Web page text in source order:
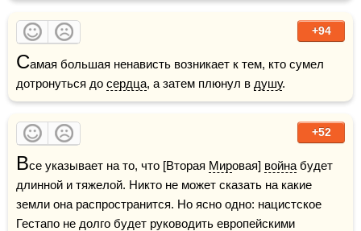
+94
Самая большая ненависть возникает к тем, кто сумел
дотронуться до сердца, а затем плюнул в душу.
+52
Все указывает на то, что [Вторая Мировая] война будет
длинной и тяжелой. Никто не может сказать на какие
земли она распространится. Но ясно одно: нацистское
Гестапо не долго будет руководить европейскими